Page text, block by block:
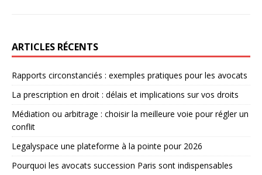
ARTICLES RÉCENTS
Rapports circonstanciés : exemples pratiques pour les avocats
La prescription en droit : délais et implications sur vos droits
Médiation ou arbitrage : choisir la meilleure voie pour régler un
conflit
Legalyspace une plateforme à la pointe pour 2026
Pourquoi les avocats succession Paris sont indispensables